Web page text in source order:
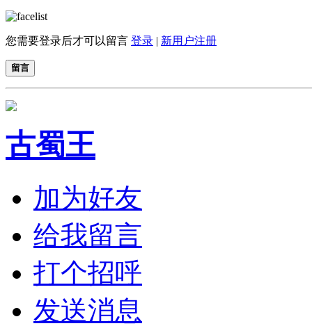
您需要登录后才可以留言 登录 | 新用户注册
留言
古蜀王
加为好友
给我留言
打个招呼
发送消息